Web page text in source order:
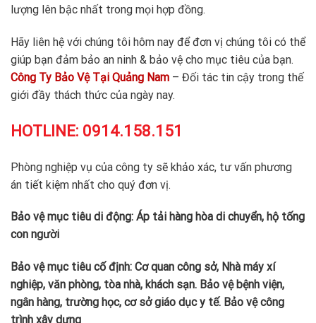
lượng lên bậc nhất trong mọi hợp đồng.
Hãy liên hệ với chúng tôi hôm nay để đơn vị chúng tôi có thể
giúp bạn đảm bảo an ninh & bảo vệ cho mục tiêu của bạn.
Công Ty Bảo Vệ Tại Quảng Nam – Đối tác tin cậy trong thế
giới đầy thách thức của ngày nay.
HOTLINE: 0914.158.151
Phòng nghiệp vụ của công ty sẽ khảo xác, tư vấn phương
án tiết kiệm nhất cho quý đơn vị.
Bảo vệ mục tiêu di động: Áp tải hàng hòa di chuyển, hộ tống
con người
Bảo vệ mục tiêu cố định: Cơ quan công sở, Nhà máy xí
nghiệp, văn phòng, tòa nhà, khách sạn. Bảo vệ bệnh viện,
ngân hàng, trường học, cơ sở giáo dục y tế. Bảo vệ công
trình xây dựng